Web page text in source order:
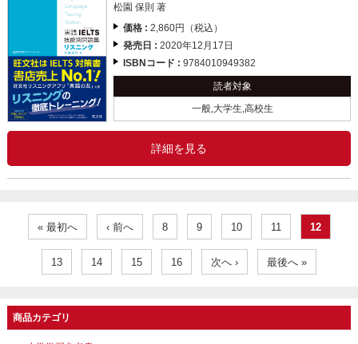
松園 保則 著
価格 :2,860円（税込）
発売日 :2020年12月17日
ISBNコード :9784010949382
読者対象
一般,大学生,高校生
詳細を見る
« 最初へ ‹ 前へ 8 9 10 11 12
13 14 15 16 次へ › 最後へ »
商品カテゴリ